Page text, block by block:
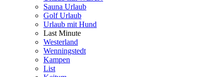
Sauna Urlaub
Golf Urlaub
Urlaub mit Hund
Last Minute
Westerland
Wenningstedt
Kampen
List